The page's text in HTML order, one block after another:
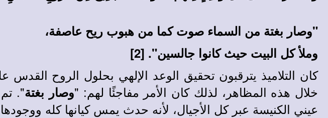
"وصار بغتة من السماء صوت كما من هبوب ريح عاصفة،
وملأ كل البيت حيث كانوا جالسين". [2]
كان التلاميذ يترقبون تحقيق الوعد الإلهي بحلول الروح القدس
خلال هذه المظاهر، لذلك كان الأمر مفاجئًا لهم: "وصار بغتة".
عيني الكنيسة عبر كل الأجيال، لأنه حدث يمس كيانها كله